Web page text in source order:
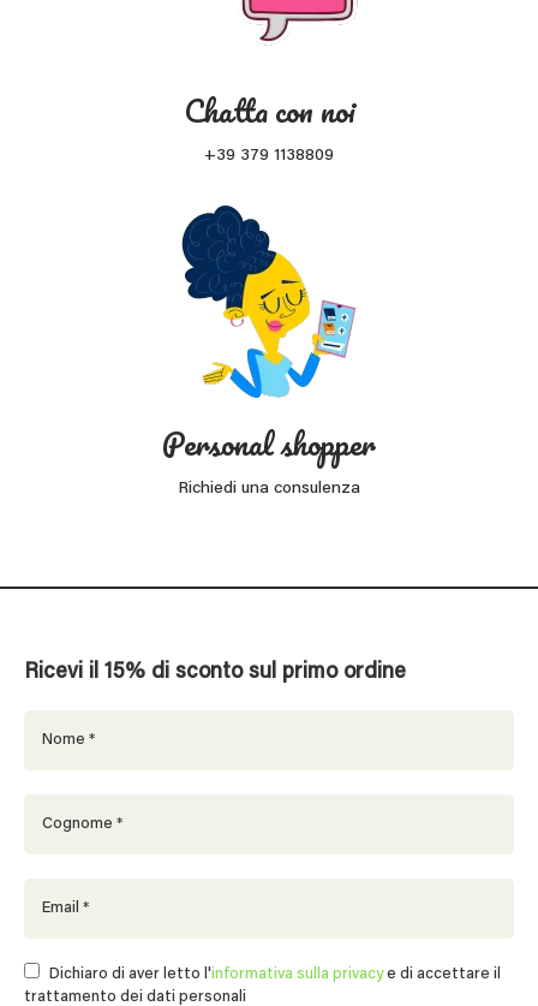
Chatta con noi
+39 379 1138809
Personal shopper
Richiedi una consulenza
Ricevi il 15% di sconto sul primo ordine
Dichiaro di aver letto l'informativa sulla privacye di accettare il
trattamento dei dati personali